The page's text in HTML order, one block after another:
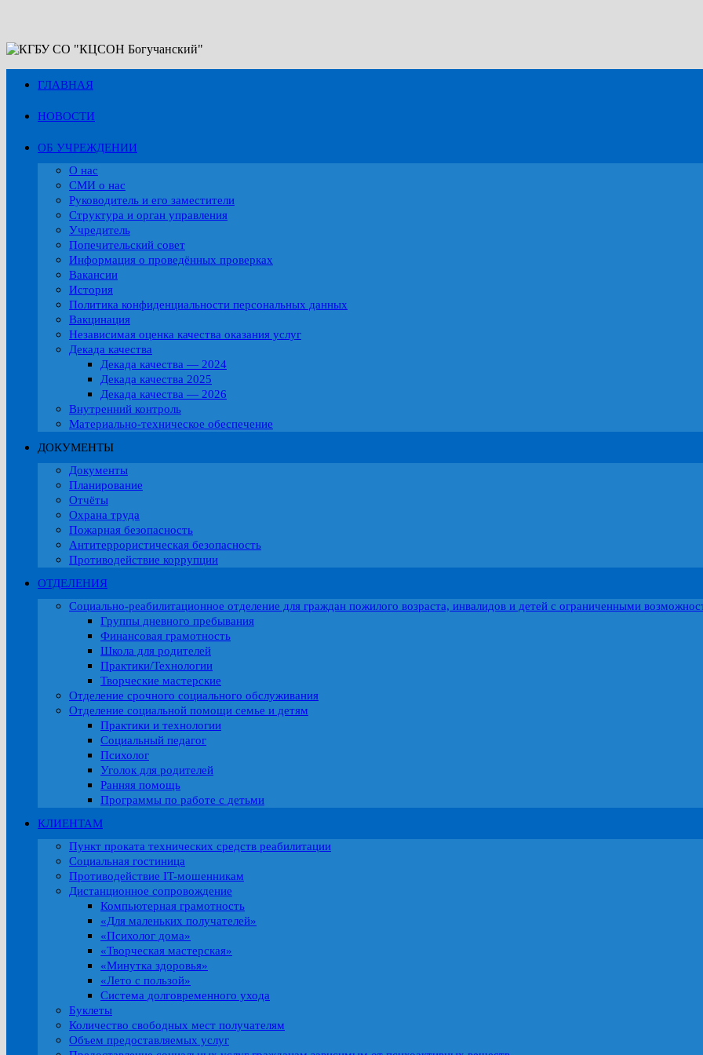
Перейти
к
содержимому
ГЛАВНАЯ
НОВОСТИ
ОБ УЧРЕЖДЕНИИ
О нас
СМИ о нас
Руководитель и его заместители
Структура и орган управления
Учредитель
Попечительский совет
Информация о проведённых проверках
Вакансии
История
Политика конфиденциальности персональных данных
Вакцинация
Независимая оценка качества оказания услуг
Декада качества
Декада качества — 2024
Декада качества 2025
Декада качества — 2026
Внутренний контроль
Материально-техническое обеспечение
ДОКУМЕНТЫ
Документы
Планирование
Отчёты
Охрана труда
Пожарная безопасность
Антитеррористическая безопасность
Противодействие коррупции
ОТДЕЛЕНИЯ
Социально-реабилитационное отделение для граждан пожилого возраста, инвалидов и детей с ограниченными
Группы дневного пребывания
Финансовая грамотность
Школа для родителей
Практики/Технологии
Творческие мастерские
Отделение срочного социального обслуживания
Отделение социальной помощи семье и детям
Практики и технологии
Социальный педагог
Психолог
Уголок для родителей
Ранняя помощь
Программы по работе с детьми
КЛИЕНТАМ
Пункт проката технических средств реабилитации
Социальная гостиница
Противодействие IT-мошенникам
Дистанционное сопровождение
Компьютерная грамотность
«Для маленьких получателей»
«Психолог дома»
«Творческая мастерская»
«Минутка здоровья»
«Лето с пользой»
Система долговременного ухода
Буклеты
Количество свободных мест получателям
Объем предоставляемых услуг